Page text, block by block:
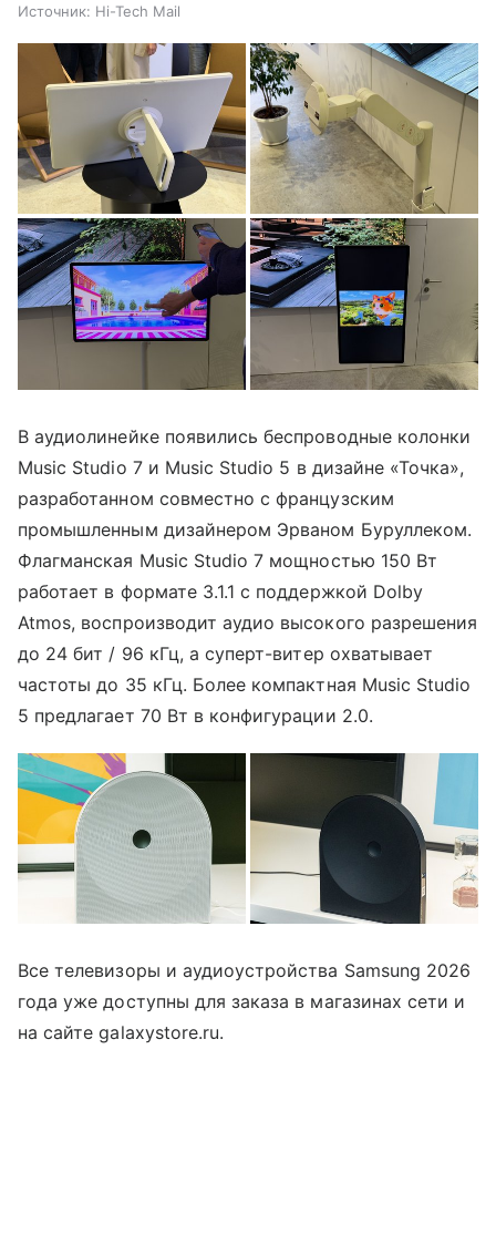
Источник: Hi-Tech Mail
В аудиолинейке появились беспроводные колонки
Music Studio 7 и Music Studio 5 в дизайне «Точка»,
разработанном совместно с французским
промышленным дизайнером Эрваном Буруллеком.
Флагманская Music Studio 7 мощностью 150 Вт
работает в формате 3.1.1 с поддержкой Dolby
Atmos, воспроизводит аудио высокого разрешения
до 24 бит / 96 кГц, а суперт-витер охватывает
частоты до 35 кГц. Более компактная Music Studio
5 предлагает 70 Вт в конфигурации 2.0.
Все телевизоры и аудиоустройства Samsung 2026
года уже доступны для заказа в магазинах сети и
на сайте galaxystore.ru.